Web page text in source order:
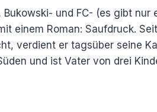
und FC- (es gibt nur
einem Roman: Saufdruck.
verdient er tagsüber seine
und ist Vater von drei